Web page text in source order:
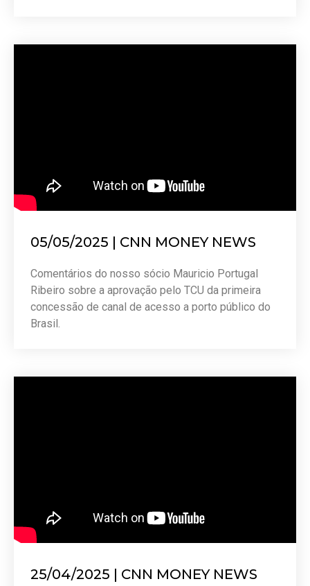
05/05/2025 | CNN MONEY NEWS
Comentários do nosso sócio Mauricio Portugal
Ribeiro sobre a aprovação pelo TCU da primeira
concessão de canal de acesso a porto público do
Brasil.
25/04/2025 | CNN MONEY NEWS